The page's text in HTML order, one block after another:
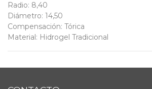
Radio: 8,40
Diámetro: 14,50
Compensación: Tórica
Material : Hidrogel Tradicional